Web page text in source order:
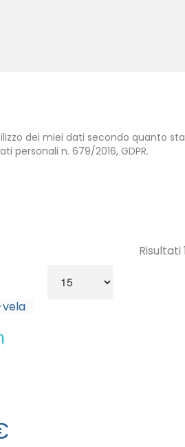
dei miei dati secondo quanto
personali n. 679/2016, GDPR.
Risultati